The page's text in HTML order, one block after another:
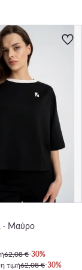
· Μαύρο
62,08 €-30%
τιμή62,08 €-30%